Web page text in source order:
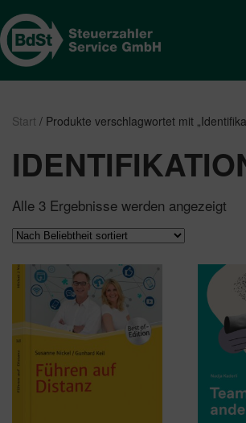
Start / Produkte verschlagwortet mit
Alle 3 Ergebnisse werden angezeigt